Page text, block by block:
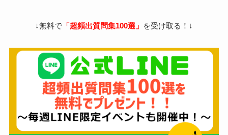
↓無料で 「超頻出質問集100選」 を受け取る！↓